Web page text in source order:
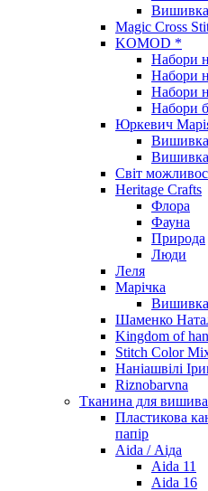
Вишивка
Magic Cross
KOMOD *
Набори
Набори
Набори
Набори
Юркевич
Вишивка
Вишивка
Світ
Heritage Crafts
Флора
Фауна
Природа
Люди
Леля
Марічка
Вишивка
Шаменко
Kingdom of
Stitch Color
Наніашвілі
Riznobarvna
Тканина для
Пластикова
папір
Aida / Аіда
Aida 11
Aida 16